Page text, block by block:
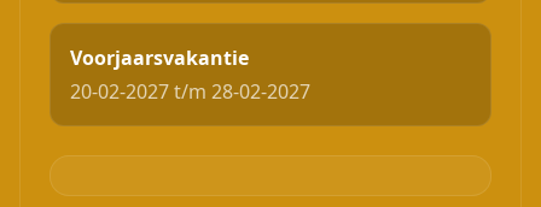
Voorjaarsvakantie
20-02-2027 t/m 28-02-2027